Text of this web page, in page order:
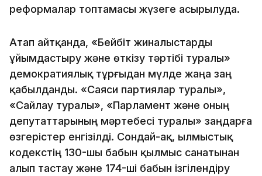
реформалар топтамасы жүзеге асырылуда.
Атап айтқанда, «Бейбіт жиналыстарды
ұйымдастыру және өткізу тәртібі туралы»
демократиялық тұрғыдан мүлде жаңа заң
қабылданды. «Саяси партиялар туралы»,
«Сайлау туралы», «Парламент және оның
депутаттарының мәртебесі туралы» заңдарға
өзгерістер енгізілді. Сондай-ақ, Қылмыстық
кодекстің 130-шы бабын қылмыс санатынан
алып тастау және 174-ші бабын ізгілендіру